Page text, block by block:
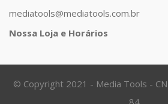
mediatools@mediatools.com.br
Nossa Loja e Horários
© Copyright 2021 - Media Tools -
84